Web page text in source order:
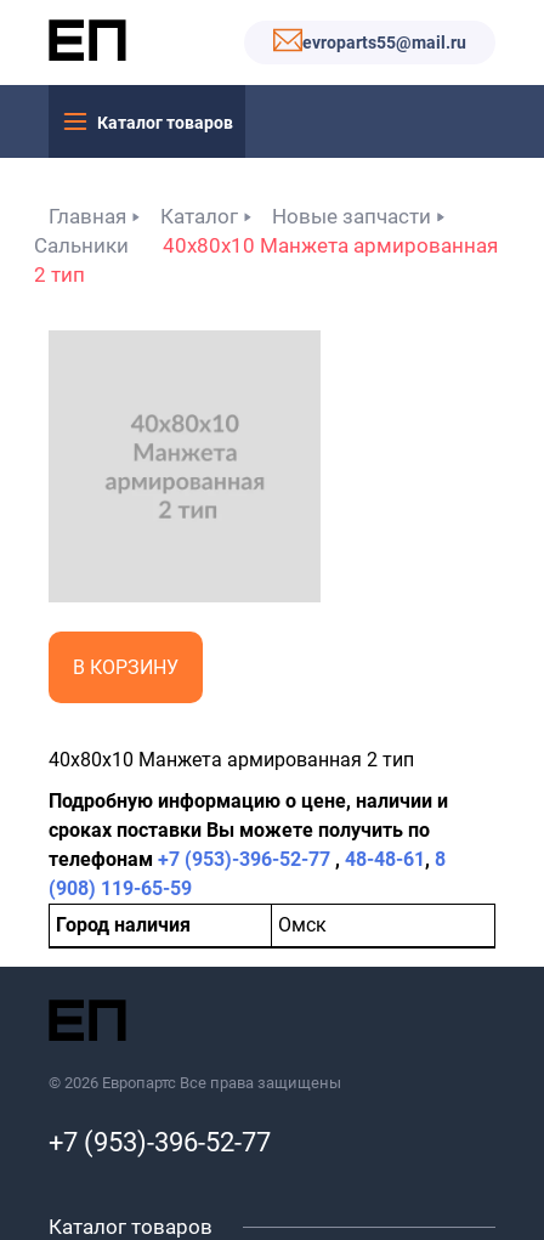
evroparts55@mail.ru
Каталог товаров
Главная Каталог
Новые запчасти
Сальники
40x80x10 Манжета армированная
2 тип
В КОРЗИНУ
40x80x10 Манжета армированная 2 тип
Подробную информацию о цене, наличии и
сроках поставки Вы можете получить по
телефонам +7 (953)-396-52-77 , 48-48-61, 8
(908) 119-65-59
Город наличия
Омск
© 2026 Европартс Все права защищены
+7 (953)-396-52-77
Каталог товаров